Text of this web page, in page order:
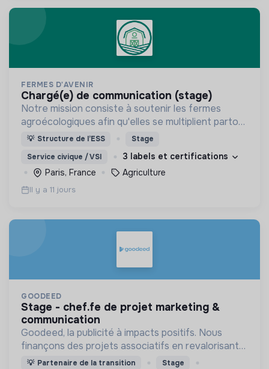
FERMES D'AVENIR
chargé(e) de communication (stage)
Notre mission consiste à soutenir les fermes
agroécologiques afin qu'elles se multiplient partout
en France !
💡 Structure de l’ESS
Stage
Service civique / VSI
3 labels et certifications
Paris, France
Agriculture
Il y a 11 jours
GOODEED
stage - chef.fe de projet marketing &
communication
Goodeed, la publicité à impacts positifs. Nous
finançons des projets associatifs en revalorisant
les budgets médias des annonceurs.
💡 Partenaire de la transition Stage